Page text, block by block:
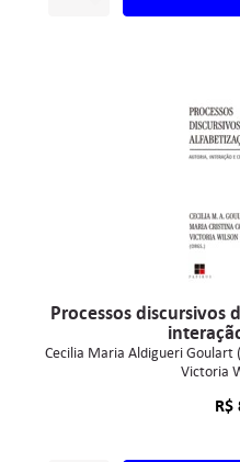
Processos discursivos
Cecilia Maria Aldigueri Goulart
Victoria
R$